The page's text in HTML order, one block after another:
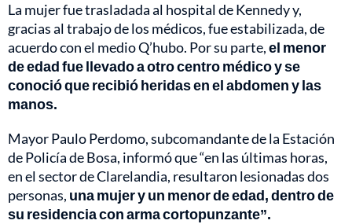
La mujer fue trasladada al hospital de Kennedy y,
gracias al trabajo de los médicos, fue estabilizada, de
acuerdo con el medio Q’hubo. Por su parte,el menor
de edad fue llevado a otro centro médico y se
conoció que recibió heridas en el abdomen y las
manos.
Mayor Paulo Perdomo, subcomandante de la Estación
de Policía de Bosa, informó que “en las últimas horas,
en el sector de Clarelandia, resultaron lesionadas dos
personas, una mujer y un menor de edad, dentro de
su residencia con arma cortopunzante”.